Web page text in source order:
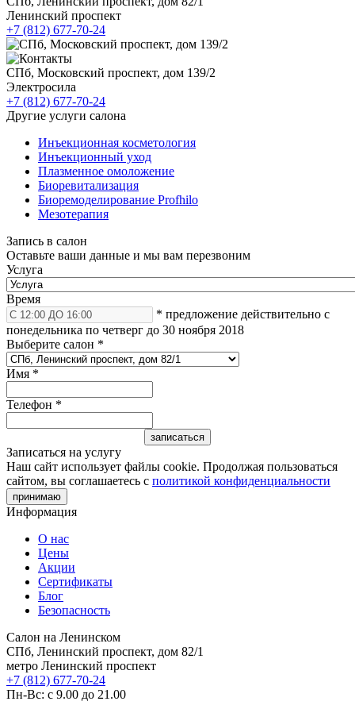
Ленинский проспект
+7 (812) 677-70-24
СПб, Московский проспект, дом 139/2
Электросила
+7 (812) 677-70-24
Другие услуги салона
Инъекционная косметология
Инъекционный уход
Плазменное омоложение
Биоревитализация
Биоремоделирование Profhilo
Мезотерапия
Запись в салон
Оставьте ваши данные и мы вам перезвоним
Услуга
Время
* предложение действительно с
понедельника по четверг до 30 ноября 2018
Выберите салон *
Имя *
Телефон *
Записаться на услугу
Наш сайт использует файлы cookie. Продолжая пользоваться
сайтом, вы соглашаетесь с политикой конфиденциальности
принимаю
Информация
О нас
Цены
Акции
Сертификаты
Блог
Безопасность
Салон на Ленинском
СПб, Ленинский проспект, дом 82/1
метро Ленинский проспект
+7 (812) 677-70-24
Пн-Вс: с 9.00 до 21.00